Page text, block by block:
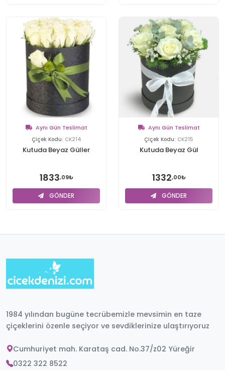
Aynı Gün Teslimat
Çiçek Kodu: CK214
Kutuda Beyaz Güller
1833,09₺
GÖNDER
Aynı Gün Teslimat
Çiçek Kodu: CK215
Kutuda Beyaz Gül
1332,00₺
GÖNDER
1984 yılından bugüne tecrübemizle mevsimin en taze
çiçeklerini özenle seçiyor ve sevdiklerinize ulaştırıyoruz
Cumhuriyet mah. Karataş cad. No.37/z02 Yüreğir
0322 322 8522